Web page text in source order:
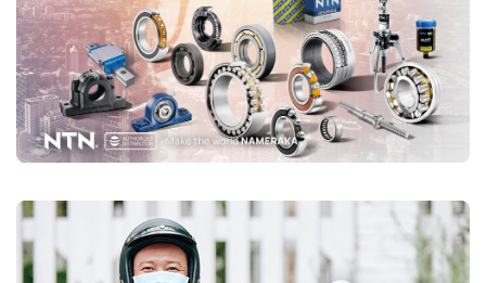
tua-bin.
Mã sản phẩm phổ biến: 5S-79xx, 5S-70xx.
Ứng dụng của vòng bi tiếp xúc góc NTN
Máy CNC, trục chính (Spindle Bearings)
Động cơ điện, máy bơm
Máy móc công nghiệp, hộp số
Mua vòng bi tiếp xúc góc NTN chính hãng ở đâu?
Trên thị trường vòng bi bạc đạn NTN bị làm giả rất nhiều, để lựa
chọn mua đúng vòng bi NTN chính hãng Bạn nên lựa chọn
Đại lý uỷ